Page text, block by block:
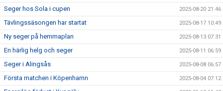
Seger hos Sola i cupen 2025-08-20 21:46
Tävlingssäsongen har startat 2025-08-17 10:49
Ny seger på hemmaplan 2025-08-13 07:31
En härlig helg och seger 2025-08-11 06:59
Seger i Alingsås 2025-08-08 06:57
Första matchen i Köpenhamn 2025-08-04 07:12